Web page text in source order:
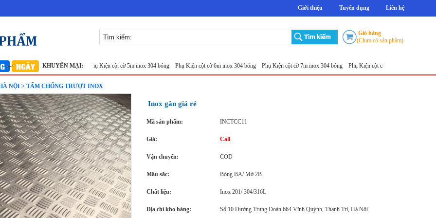
Giới thiệu Tuyển dụng Liên hệ
Giỏ hàng
(Chưa có sản phẩm)
KHUYẾN MẠI:
1m Sàn inox chống trượt Phụ Kiện cột cờ 5m inox 304 bóng Phụ Kiện cột cờ 6m inox 304 bóng Phụ Kiện cột cờ 7m inox 304 bóng Phụ Kiện cột cờ 8m inox 304 bóng
NỘI > TẤM CHỐNG TRƯỢT INOX
Inox gân giá rẻ
Mã sản phẩm: INCTCC11
Giá: Call
Vận chuyển: COD
Mầu sắc: Bóng BA/ Mờ 2B
Chất liệu: Inox 201/ 304/316L
Địa chỉ kho hàng: Số 10 Đường Trung Đoàn 664 Vĩnh Quỳnh, Thanh Trì, Hà Nội